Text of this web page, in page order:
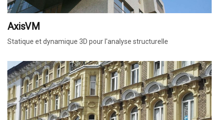
AxisVM
Statique et dynamique 3D pour l'analyse structurelle